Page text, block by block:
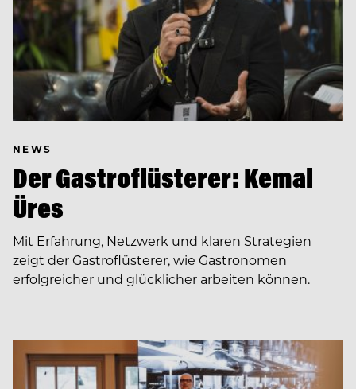
NEWS
Der Gastroflüsterer: Kemal
Üres
Mit Erfahrung, Netzwerk und klaren Strategien
zeigt der Gastroflüsterer, wie Gastronomen
erfolgreicher und glücklicher arbeiten können.